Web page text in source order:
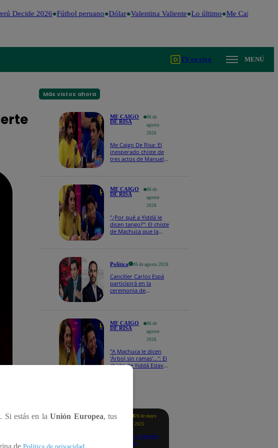
Decide 2026 Fútbol peruano Dólar Valentina Valiente Lo último Me Caigo de
TV en vivo MENÚ
Más vistos ahora
ME CAIGO
DE RISA
06 de
agosto
2026
Me Caigo De Risa: El
inesperado chiste de
tres actos de Manuel
ME CAIGO
DE RISA
06 de
agosto
2026
"¿Por qué a Yiddá le
dicen tango?": El chiste
de Machuca que la
Política 06 de agosto 2026
Canciller Carlos Espá
participirá en la
ceremonia de
ME CAIGO
DE RISA
06 de
agosto
2026
"A Machuca le dicen
'Árbol sin ramas'...": El
chiste de Yiddá Eslava
Te
ayudo
26 de mayo
2025
Revisa si tienes
deudas
Si estás en laUnión Europea, tus